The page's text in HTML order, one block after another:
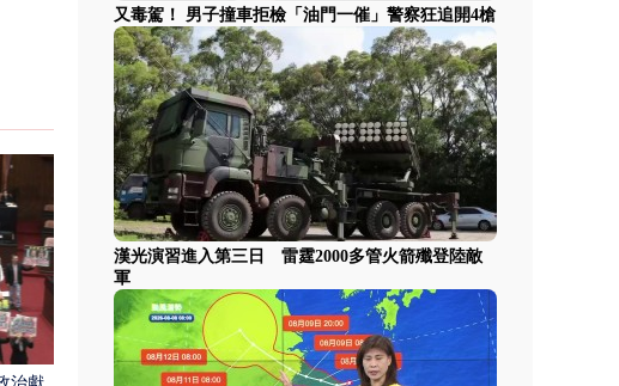
又毒駕！ 男子撞車拒檢「油門一催」警察狂追開4槍
漢光演習進入第三日 雷霆2000多管火箭殲登陸敵
軍